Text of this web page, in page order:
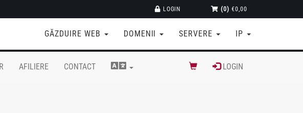
(0) €0,00
LOGIN
GĂZDUIRE WEB DOMENII SERVERE IP
AFILIERE CONTACT LOGIN